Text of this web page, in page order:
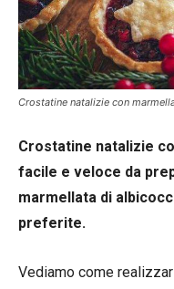
Crostatine natalizie con
Crostatine natalizie
facile e veloce da
marmellata di
preferite.
Vediamo come